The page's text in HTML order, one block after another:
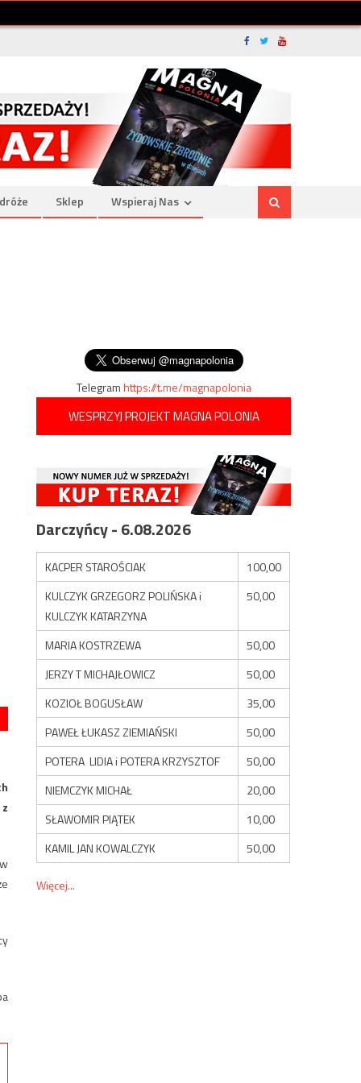
Sklep Wspieraj Nas
Telegramhttps://t.me/magnapolonia
WESPRZYJ PROJEKT MAGNA POLONIA
Darczyńcy - 6.08.2026
KACPER STAROŚCIAK
100,00
KULCZYK GRZEGORZ POLIŃSKA i
KULCZYK KATARZYNA
50,00
MARIA KOSTRZEWA
50,00
JERZY T MICHAJŁOWICZ
50,00
KOZIOŁ BOGUSŁAW
35,00
PAWEŁ ŁUKASZ ZIEMIAŃSKI
50,00
POTERA LIDIA i POTERA KRZYSZTOF
50,00
NIEMCZYK MICHAŁ
20,00
SŁAWOMIR PIĄTEK
10,00
KAMIL JAN KOWALCZYK
50,00
Więcej...